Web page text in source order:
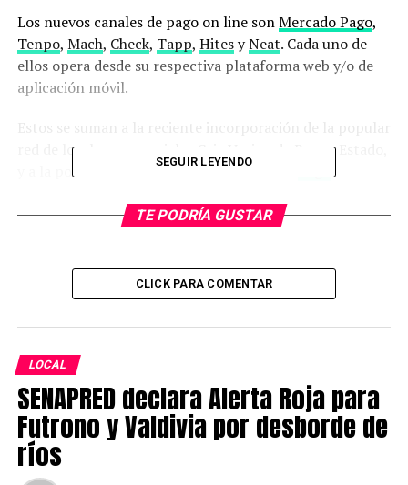
Los nuevos canales de pago on line sonMercado Pago,
Tenpo, Mach, Check, Tapp, HitesyNeat. Cada uno de
ellos opera desde su respectiva plataforma web y/o de
aplicación móvil.
Estos se suman a la reciente incorporación de la popular
red de locales presencialesCaja Vecinade Banco Estado,
y a la posibilidad de suscribir convenios de
banca comercial con presencia en el país.
remoto de la boleta, también las tradicionales
plataformas Sencillito, Servipag, Unired, webpay,
En tanto, se forma presencial y además de Caja Vecina,
éste puede hacerse en los locales propios y/o adheridos
a Servipag, Sencillito, Unired y en las cajas de los
supermercados Unimarc, Mayorista 10 y Ok Market.
Más informaciones en
SEGUIR LEYENDO
TE PODRÍA GUSTAR
CLICK PARA COMENTAR
LOCAL
SENAPRED declara Alerta Roja para
Futrono y Valdivia por desborde de
ríos